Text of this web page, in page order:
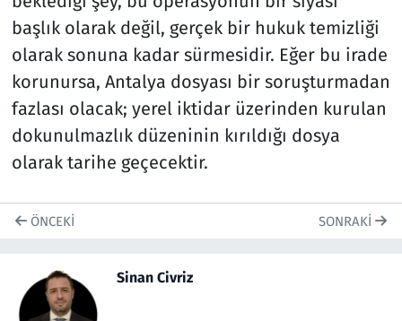
başlık olarak değil, gerçek bir hukuk temizliği
olarak sonuna kadar sürmesidir. Eğer bu irade
korunursa, Antalya dosyası bir soruşturmadan
fazlası olacak; yerel iktidar üzerinden kurulan
dokunulmazlık düzeninin kırıldığı dosya
olarak tarihe geçecektir.
ÖNCEKI SONRAKI
Sinan Civriz